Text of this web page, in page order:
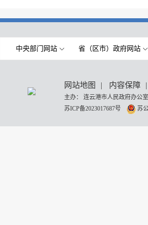
中央部门网站 省（区市）政府网站
网站地图 | 内容保障 |
主办： 连云港市人民政府办
苏ICP备2023017687号
苏